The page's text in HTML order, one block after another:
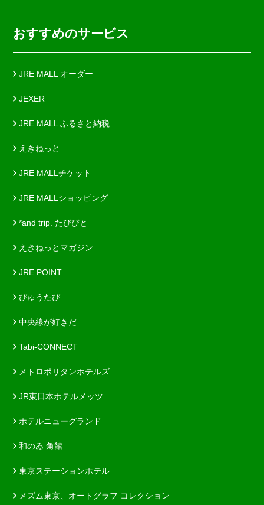
おすすめのサービス
JRE MALL オーダー
JEXER
JRE MALL ふるさと納税
えきねっと
JRE MALLチケット
JRE MALLショッピング
*and trip. たびびと
えきねっとマガジン
JRE POINT
びゅうたび
中央線が好きだ
Tabi-CONNECT
メトロポリタンホテルズ
JR東日本ホテルメッツ
ホテルニューグランド
和のゐ 角館
東京ステーションホテル
メズム東京、オートグラフ コレクション